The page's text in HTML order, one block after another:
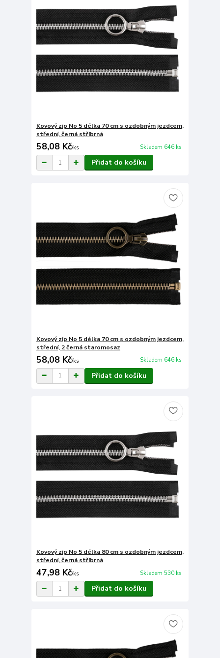
Kovový zip No 5 délka 70 cm s ozdobným jezdcem,
střední, černá stříbrná
58,08 Kč/ks Skladem 646 ks
Přidat do košíku
Kovový zip No 5 délka 70 cm s ozdobným jezdcem,
střední, 2 černá staromosaz
58,08 Kč/ks Skladem 646 ks
Přidat do košíku
Kovový zip No 5 délka 80 cm s ozdobným jezdcem,
střední, černá stříbrná
47,98 Kč/ks Skladem 530 ks
Přidat do košíku